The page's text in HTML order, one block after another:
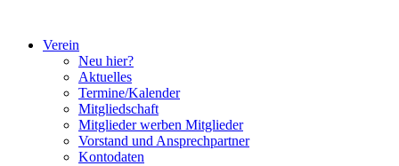
springenVerein
Neu hier?
Aktuelles
Termine/Kalender
Mitgliedschaft
Mitglieder werben Mitglieder
Vorstand und Ansprechpartner
Kontodaten